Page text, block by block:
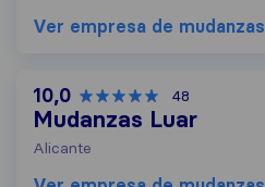
Ver empresa de mudanzas
10,0 48
Mudanzas Luar
Alicante